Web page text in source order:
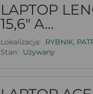
LAPTOP
15,6" A...
Lokalizacja:
RYBNIK,
Stan:
Używany